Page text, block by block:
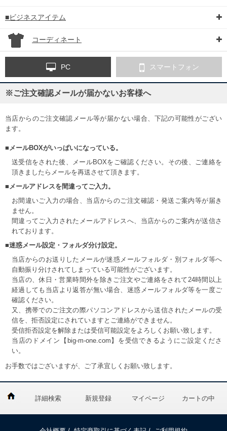
■ビジネスアイテム
コーディネート
PC スマートフォン
※ご注文確認メールが届かないお客様へ
当店からのご注文確認メール等が届かない場合、下記の可能性がござい
ます。
■メールBOXがいっぱいになっている。
送受信をされた後、メールBOXをご確認ください。その後、ご連絡を
頂きましたらメールを再送させて頂きます。
■メールアドレスを間違ってご入力。
お間違いご入力の場合、当店からのご注文確認・発送ご案内等が届き
ません。
間違ってご入力されたメールアドレスへ、当店からのご案内が送信さ
れております。
■迷惑メール設定・フォルダ分け設定。
当店からのお送りしたメールが迷惑メールフォルダ・別フォルダ等へ
自動振り分けされてしまっている可能性がございます。
当店の、休日・営業時間外を除きご注文やご連絡をされて24時間以上
経過しても当店より返答が無い場合、迷惑メールフォルダ等を一度ご
確認ください。
又、携帯でのご注文の際パソコンアドレスから送信されたメールの受
信を、拒否設定にされていますとご連絡ができません。
受信拒否設定を解除または受信可能設定をよろしくお願い致します。
当店のドメイン【big-m-one.com】を受信できるようにご設定くださ
い。
お手数ではございますが、ご了承宜しくお願い致します。
詳細検索 新規登録 マイページ カートの中